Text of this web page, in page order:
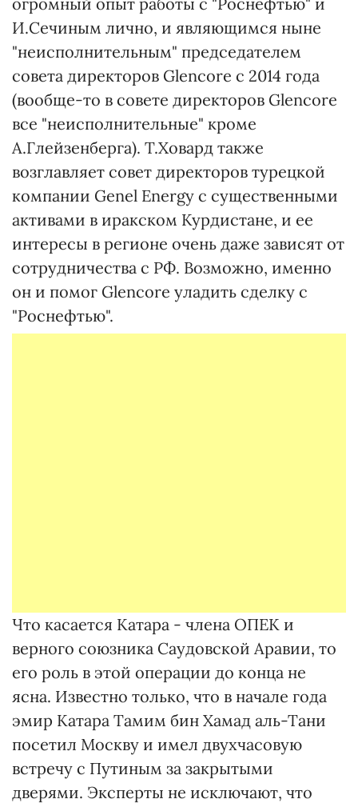
И.Сечиным лично, и являющимся ныне
"неисполнительным" председателем
совета директоров Glencore с 2014 года
(вообще-то в совете директоров Glencore
все "неисполнительные" кроме
А.Глейзенберга). Т.Ховард также
возглавляет совет директоров турецкой
компании Genel Energy с существенными
активами в иракском Курдистане, и ее
интересы в регионе очень даже зависят от
сотрудничества с РФ. Возможно, именно
он и помог Glencore уладить сделку с
"Роснефтью".
Что касается Катара - члена ОПЕК и
верного союзника Саудовской Аравии, то
его роль в этой операции до конца не
ясна. Известно только, что в начале года
эмир Катара Тамим бин Хамад аль-Тани
посетил Москву и имел двухчасовую
встречу с Путиным за закрытыми
дверями. Эксперты не исключают, что